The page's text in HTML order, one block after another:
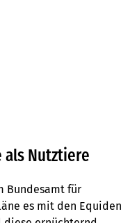
als Nutztiere
Bundesamt für
es mit den Equiden